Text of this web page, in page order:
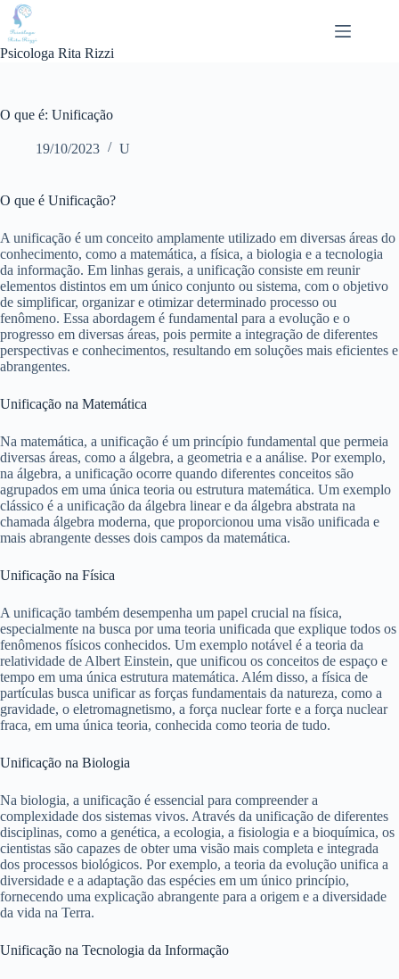
Pular
para
conteúdo
Psicologa Rita Rizzi
O que é: Unificação
19/10/2023 U
O que é Unificação?
A unificação é um conceito amplamente utilizado em diversas áreas do
conhecimento, como a matemática, a física, a biologia e a tecnologia
da informação. Em linhas gerais, a unificação consiste em reunir
elementos distintos em um único conjunto ou sistema, com o objetivo
de simplificar, organizar e otimizar determinado processo ou
fenômeno. Essa abordagem é fundamental para a evolução e o
progresso em diversas áreas, pois permite a integração de diferentes
perspectivas e conhecimentos, resultando em soluções mais eficientes e
abrangentes.
Unificação na Matemática
Na matemática, a unificação é um princípio fundamental que permeia
diversas áreas, como a álgebra, a geometria e a análise. Por exemplo,
na álgebra, a unificação ocorre quando diferentes conceitos são
agrupados em uma única teoria ou estrutura matemática. Um exemplo
clássico é a unificação da álgebra linear e da álgebra abstrata na
chamada álgebra moderna, que proporcionou uma visão unificada e
mais abrangente desses dois campos da matemática.
Unificação na Física
A unificação também desempenha um papel crucial na física,
especialmente na busca por uma teoria unificada que explique todos os
fenômenos físicos conhecidos. Um exemplo notável é a teoria da
relatividade de Albert Einstein, que unificou os conceitos de espaço e
tempo em uma única estrutura matemática. Além disso, a física de
partículas busca unificar as forças fundamentais da natureza, como a
gravidade, o eletromagnetismo, a força nuclear forte e a força nuclear
fraca, em uma única teoria, conhecida como teoria de tudo.
Unificação na Biologia
Na biologia, a unificação é essencial para compreender a
complexidade dos sistemas vivos. Através da unificação de diferentes
disciplinas, como a genética, a ecologia, a fisiologia e a bioquímica, os
cientistas são capazes de obter uma visão mais completa e integrada
dos processos biológicos. Por exemplo, a teoria da evolução unifica a
diversidade e a adaptação das espécies em um único princípio,
fornecendo uma explicação abrangente para a origem e a diversidade
da vida na Terra.
Unificação na Tecnologia da Informação